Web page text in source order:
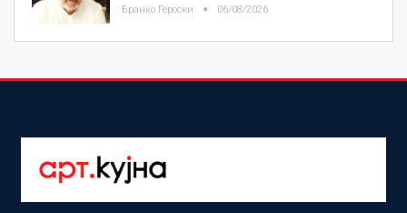
Бранко Героски 06/08/2026